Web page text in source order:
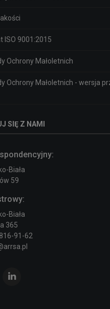
ISO 9001:2015
Ochrony Małoletnich
Ochrony Małoletnich - wersja
SIĘ Z NAMI
Biała
59
Biała
365
91-62